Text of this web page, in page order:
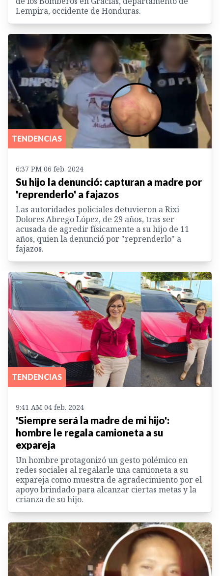
Lempira, occidente de Honduras.
TENDENCIAS
6:37 PM 06 feb. 2024
Su hijo la denunció: capturan a madre por
'reprenderlo' a fajazos
Las autoridades policiales detuvieron a Rixi
Dolores Abrego López, de 29 años, tras ser
acusada de agredir físicamente a su hijo de 11
años, quien la denunció por "reprenderlo" a
fajazos.
TENDENCIAS
9:41 AM 04 feb. 2024
'Siempre será la madre de mi hijo':
hombre le regala camioneta a su
expareja
Un hombre protagonizó un gesto polémico en
redes sociales al regalarle una camioneta a su
expareja como muestra de agradecimiento por el
apoyo brindado para alcanzar ciertas metas y la
crianza de su hijo.